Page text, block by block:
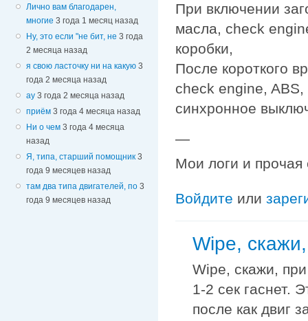
Лично вам благодарен,
многие 3 года 1 месяц назад
Ну, это если "не бит, не 3 года
2 месяца назад
я свою ласточку ни на какую 3
года 2 месяца назад
ау 3 года 2 месяца назад
приём 3 года 4 месяца назад
Ни о чем 3 года 4 месяца
назад
Я, типа, старший помощник 3
года 9 месяцев назад
там два типа двигателей, по 3
года 9 месяцев назад
При включении
масла, check
коробки,
После короткого
check engine, ABS,
синхронное
—
Мои логи и
Войдите или
Wipe,
Wipe, cкажи,
1-2 сек гаснет.
после как двиг